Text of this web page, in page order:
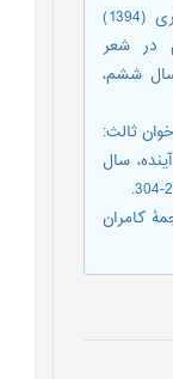
محمّدپور، محمّدامین و علی¬اصغر باباصفری (1394)
در شعر
ششم،
«به یاد اخوان ثالث:
سال
کامران